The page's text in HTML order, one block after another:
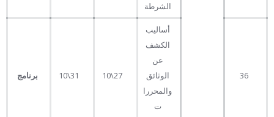
الشرطة
36
أساليب
الكشف
عن
الوثائق
والمحررا
ت
برنامج